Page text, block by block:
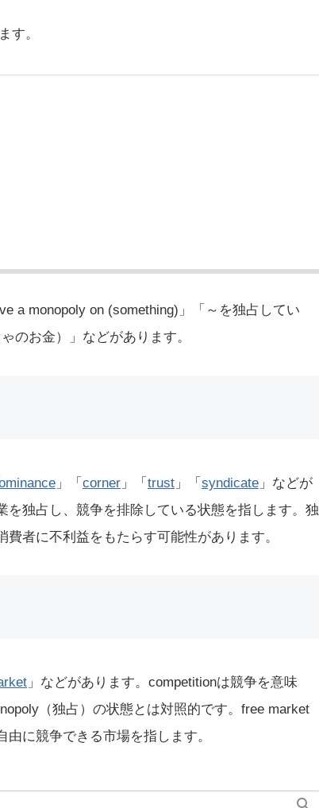
す。
a monopoly on (something)」「～を独占してい
のお金）」などがあります。
」「 corner 」「 trust 」「 syndicate 」などが
独占し、競争を排除している状態を指します。独
者に不利益をもたらす可能性があります。
」などがあります。competitionは競争を意味
（独占）の状態とは対照的です。free market
に競争できる市場を指します。